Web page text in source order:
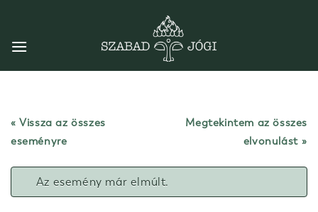
content
« Vissza az összes
eseményre
Megtekintem az összes
elvonulást
Az esemény már elmúlt.